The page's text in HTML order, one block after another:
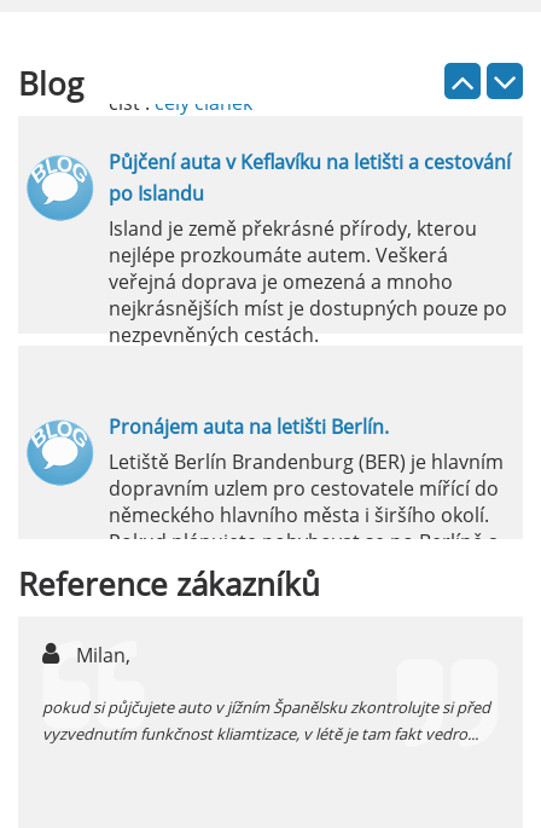
Blog číst : celý článek
Půjčení auta v Keflavíku na letišti a cestování
po Islandu
Island je země překrásné přírody, kterou
nejlépe prozkoumáte autem. Veškerá
veřejná doprava je omezená a mnoho
nejkrásnějších míst je dostupných pouze po
nezpevněných cestách.
Pronájem auta na letišti Berlín.
Letiště Berlín Brandenburg (BER) je hlavním
dopravním uzlem pro cestovatele mířící do
německého hlavního města i širšího okolí.
Pokud plánujete pohybovat se po Berlíně a
okolních regionech bez omezení, pronájem
auta přímo na letišti je ideální volbou.
Letiště Marseille, oficiálně známé jako
mezinárodní letiště Marseille-Provence, je
Reference zákazníků
Milan,
pokud si půjčujete auto v jížním Španělsku zkontrolujte si před
vyzvednutím funkčnost kliamtizace, v létě je tam fakt vedro...